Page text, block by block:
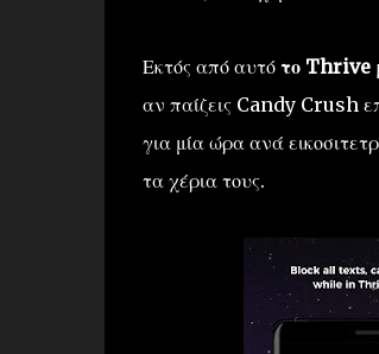
Εκτός από αυτό το Thrive
αν παίζεις Candy Crush
για μία ώρα ανά
τα χέρια τους.